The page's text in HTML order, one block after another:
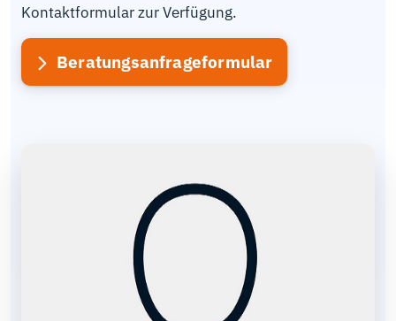
Kontaktformular zur Verfügung.
Beratungsanfrageformular